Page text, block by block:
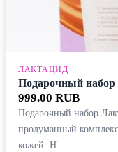
ЛАКТАЦИД
Подарочный набор
999.00 RUB
Подарочный набор
продуманный комплекс
кожей. Н…